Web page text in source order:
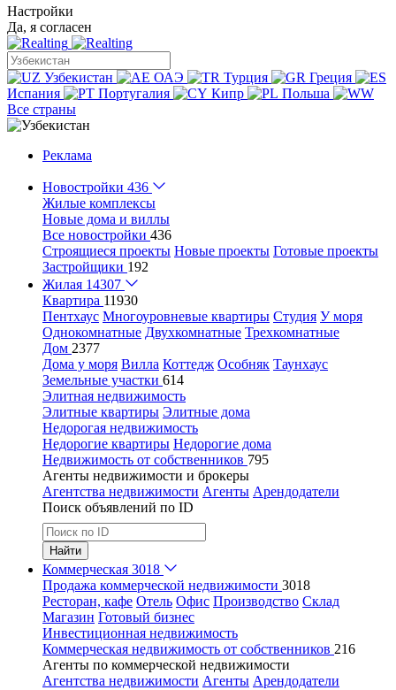
Настройки
Да, я согласен
Узбекистан ОАЭ Турция
Греция
Испания
Португалия Кипр
Польша
Все страны
Реклама
Новостройки 436
Жилые комплексы
Новые дома и виллы
Все новостройки 436
Строящиеся проекты Новые проекты Готовые проекты
Застройщики 192
Жилая 14307
Квартира 11930
Пентхаус Многоуровневые квартиры Студия У моря
Однокомнатные Двухкомнатные Трехкомнатные
Дом 2377
Дома у моря Вилла Коттедж Особняк Таунхаус
Земельные участки 614
Элитная недвижимость
Элитные квартиры Элитные дома
Недорогая недвижимость
Недорогие квартиры Недорогие дома
Недвижимость от собственников 795
Агенты недвижимости и брокеры
Агентства недвижимости Агенты Арендодатели
Поиск объявлений по ID
Найти
Коммерческая 3018
Продажа коммерческой недвижимости 3018
Ресторан, кафе Отель Офис Производство Склад
Магазин Готовый бизнес
Инвестиционная недвижимость
Коммерческая недвижимость от собственников 216
Агенты по коммерческой недвижимости
Агентства недвижимости Агенты Арендодатели